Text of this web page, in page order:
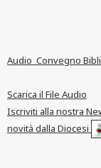
Audio_Convegno
Scarica il File Audio
Iscriviti alla nostra
novità dalla Diocesi